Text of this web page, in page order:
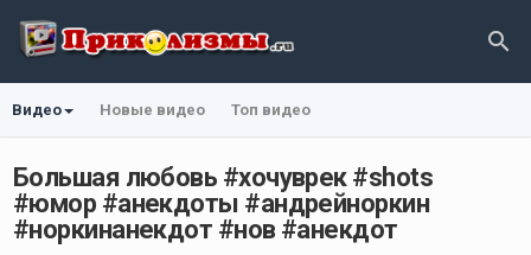
Видео Новые видео Топ видео
Большая любовь #хочуврек #shots
#юмор #анекдоты #андрейноркин
#норкинанекдот #нов #анекдот